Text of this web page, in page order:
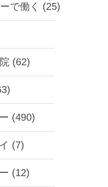
で働く (25)
(62)
(490)
(7)
(12)